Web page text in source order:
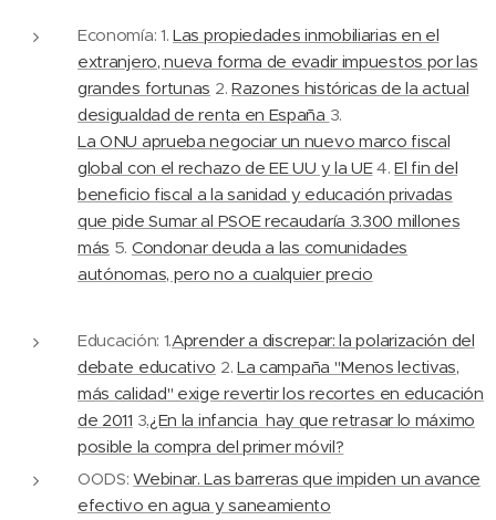
Economía: 1.Las propiedades inmobiliarias en el
extranjero, nueva forma de evadir impuestos por las
grandes fortunas 2. Razones históricas de la actual
desigualdad de renta en España 3.
La ONU aprueba negociar un nuevo marco fiscal
global con el rechazo de EE UU y la UE4.El fin del
beneficio fiscal a la sanidad y educación privadas
que pide Sumar al PSOE recaudaría 3.300 millones
más 5. Condonar deuda a las comunidades
autónomas, pero no a cualquier precio
Educación: 1.Aprender a discrepar: la polarización del
debate educativo 2. La campaña "Menos lectivas,
más calidad" exige revertir los recortes en educación
de 2011 3.¿En la infancia hay que retrasar lo máximo
posible la compra del primer móvil?
OODS:Webinar. Las barreras que impiden un avance
efectivo en agua y saneamiento